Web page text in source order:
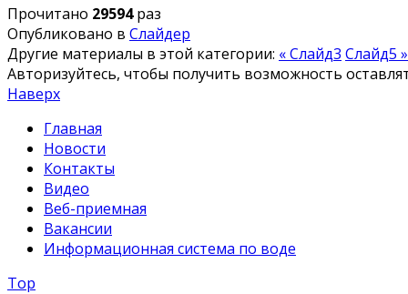
Прочитано 29594раз
Опубликовано в Слайдер
Другие материалы в этой категории: « Слайд3 Слайд5 »
Авторизуйтесь, чтобы получить возможность
Наверх
Главная
Новости
Контакты
Видео
Веб-приемная
Вакансии
Информационная система по воде
Top